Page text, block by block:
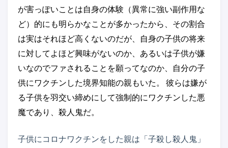
が害っぽいことは自身の体験（異常に強い副作用な
ど）的にも明らかなことが多かったから、その割合
は実はそれほど高くないのだが、自身の子供の将来
に対してよほど興味がないのか、あるいは子供が嫌
いなのでファされることを願ってなのか、自分の子
供にワクチンした境界知能の親もいた。 彼らは嫌が
る子供を羽交い締めにして強制的にワクチンした悪
魔であり、殺人鬼だ。
子供にコロナワクチンをした親は「子殺し殺人鬼」